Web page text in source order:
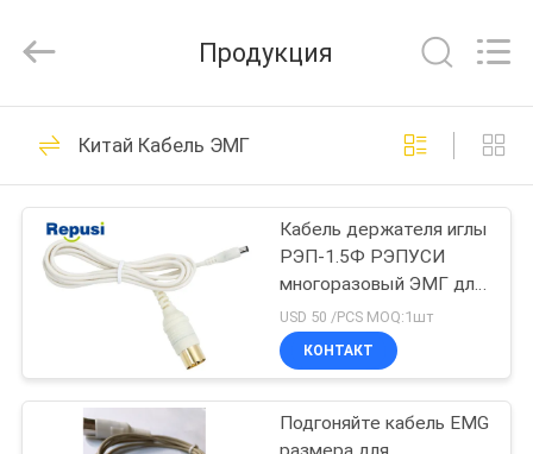
ДОМ
ПРОДУКТЫ
ПУТЕШЕСТВИЕ
ФАБРИКИ
Electronics
Co.,Ltd..
Reserved.
Концентрический
электрод иглы
12
Электроды иглы
17
Продукция
Китай Кабель ЭМГ
Кабель держателя иглы
РЭП-1.5Ф РЭПУСИ
многоразовый ЭМГ для
концентрических игл
ЭМГ
USD 50 /PCS MOQ:1шт
КОНТАКТ
Подгоняйте кабель EMG